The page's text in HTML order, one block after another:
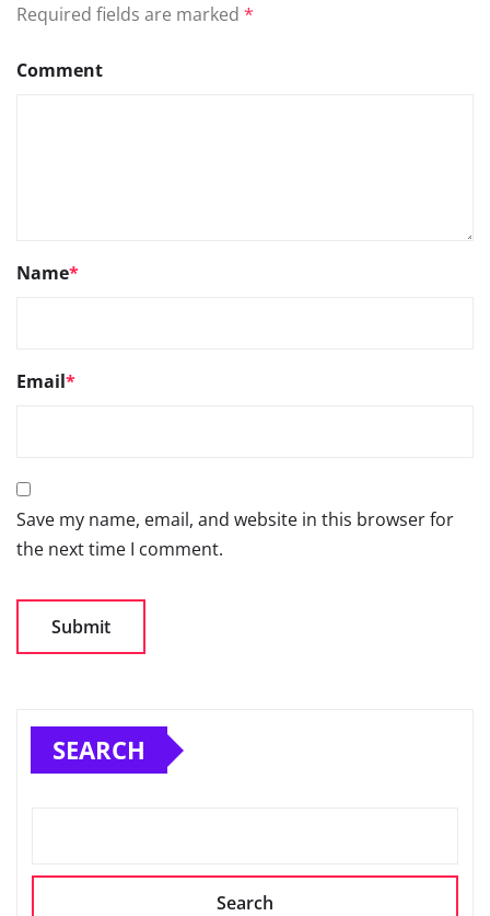
Required fields are marked *
Comment
Name*
Email*
Save my name, email, and website in this browser for
the next time I comment.
SEARCH
Search